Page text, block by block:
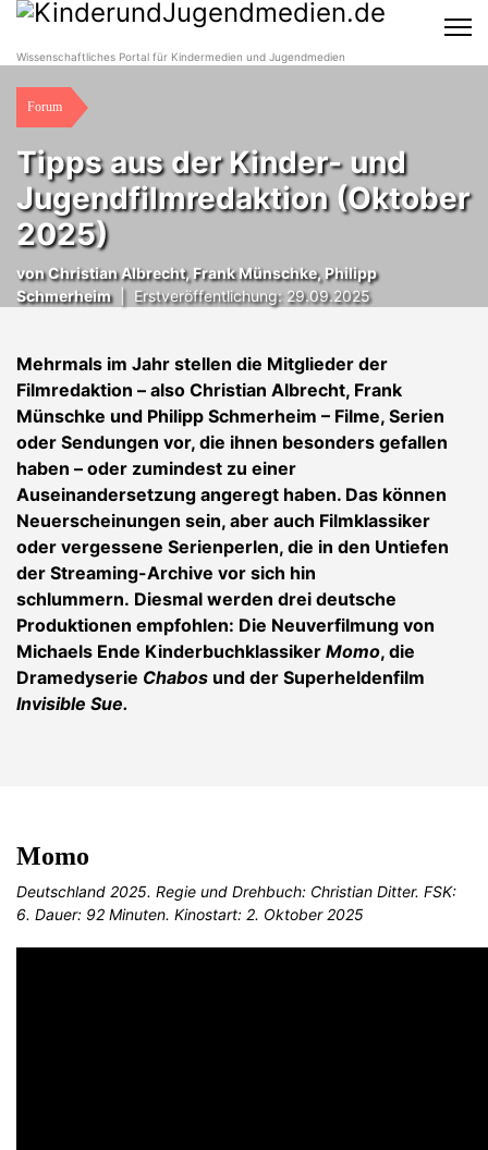
Wissenschaftliches Portal für Kindermedien und Jugendmedien
Forum
Tipps aus der Kinder- und
Jugendfilmredaktion (Oktober
2025)
von Christian Albrecht, Frank Münschke, Philipp
Schmerheim| Erstveröffentlichung: 29.09.2025
Mehrmals im Jahr stellen die Mitglieder der
Filmredaktion – also Christian Albrecht, Frank
Münschke und Philipp Schmerheim – Filme, Serien
oder Sendungen vor, die ihnen besonders gefallen
haben – oder zumindest zu einer
Auseinandersetzung angeregt haben. Das können
Neuerscheinungen sein, aber auch Filmklassiker
oder vergessene Serienperlen, die in den Untiefen
der Streaming-Archive vor sich hin
schlummern. Diesmal werden drei deutsche
Produktionen empfohlen: Die Neuverfilmung von
Michaels Ende Kinderbuchklassiker Momo, die
Dramedyserie Chabos und der Superheldenfilm
Invisible Sue.
Momo
Deutschland 2025. Regie und Drehbuch: Christian Ditter. FSK:
6. Dauer: 92 Minuten. Kinostart: 2. Oktober 2025